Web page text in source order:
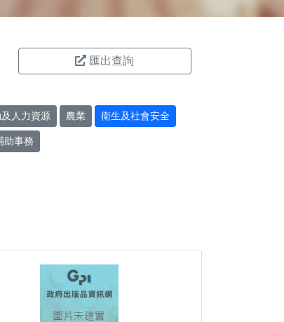
匯出查詢
人力資源 農業 衛生及社會安全
助事務